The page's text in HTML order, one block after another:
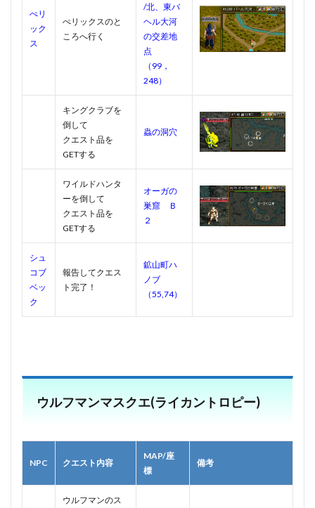
ぺリ
ック
ス
ぺリックスのと
ころへ行く
/北、東バ
ヘル大河
の交差地
点
（99，
248）
キングクラブを
倒して
クエスト品を
GETする
蟲の洞穴
ワイルドハンタ
ーを倒して
クエスト品を
GETする
オーガの
巣窟 Ｂ
２
シュ
コブ
ベッ
ク
報告してクエス
ト完了！
鉱山町ハ
ノブ
（55,74）
ウルフマンマスクエ(ライカントロピー)
NPC クエスト内容
MAP/座
標
備考
ウルフマンのス